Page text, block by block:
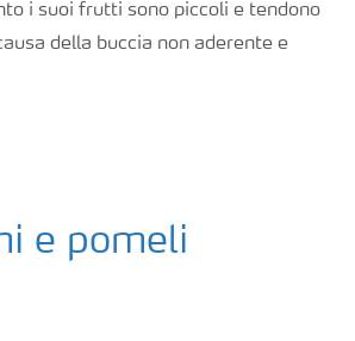
i suoi frutti sono piccoli e tendono
della buccia non aderente e
e pomeli